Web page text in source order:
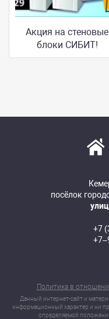
Акция на стеновые
блоки СИБИТ!
посёлок
+7
Политика в
Данный интернет-сайт и
информационный характер и ни
определяемой